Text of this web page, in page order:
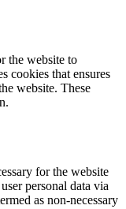
the website to
cookies that ensures
website. These
for the website
personal data via
as non-necessary